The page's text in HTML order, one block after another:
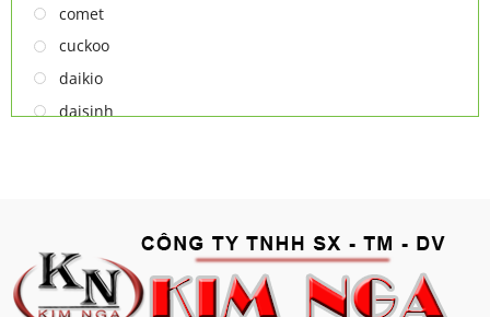
comet
cuckoo
daikio
daisinh
ifan
jatec